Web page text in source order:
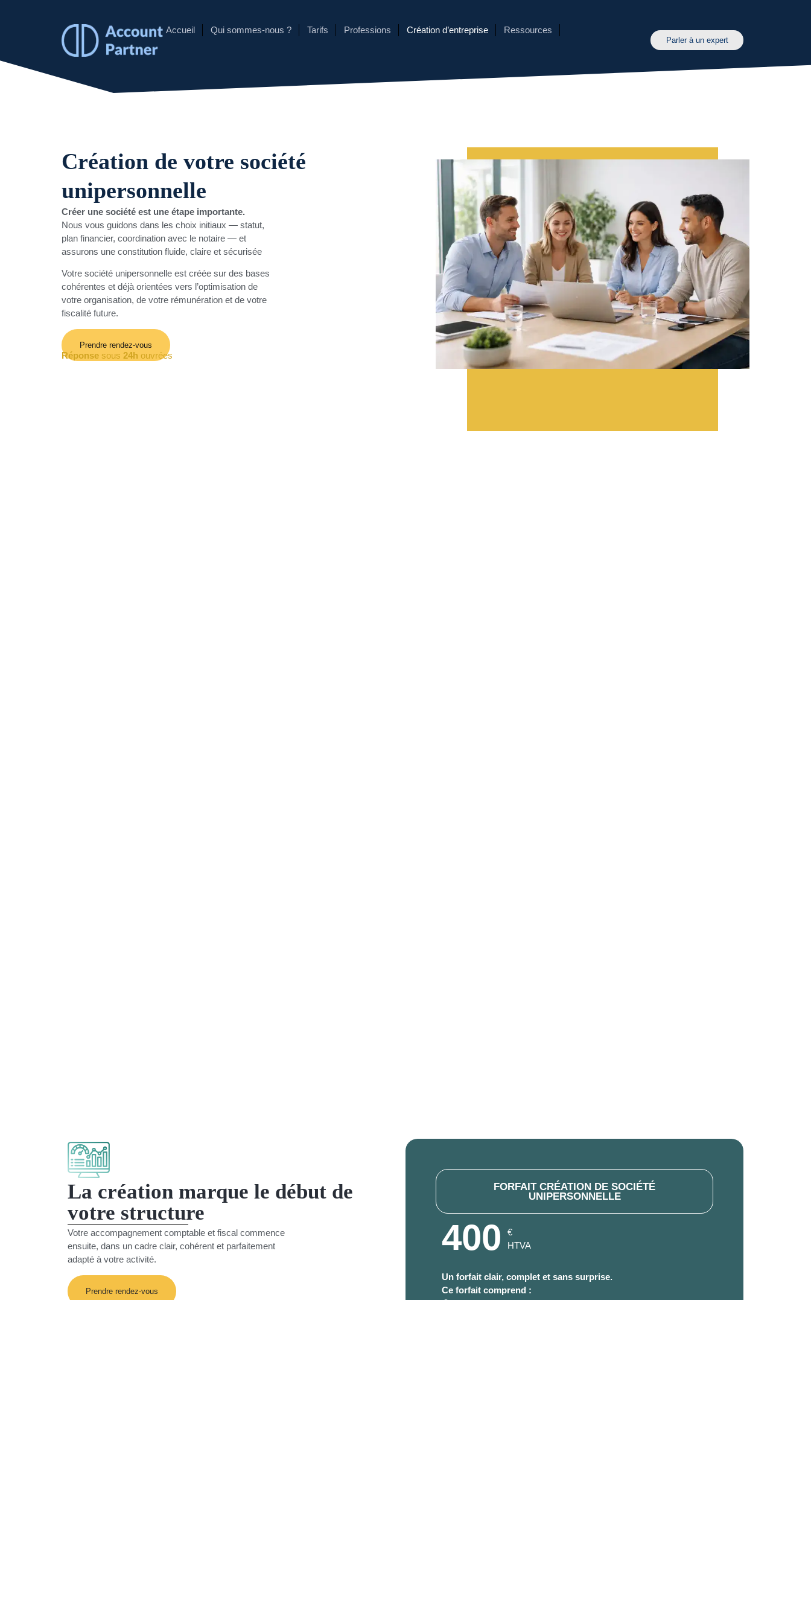
Accueil Qui sommes-nous ? Tarifs Professions Création d’entreprise Ressources
Parler à un expert
Création de votre société
unipersonnelle
Créer une société est une étape importante.
Nous vous guidons dans les choix initiaux — statut,
plan financier, coordination avec le notaire — et
assurons une constitution fluide, claire et sécurisée
Votre société unipersonnelle est créée sur des bases
cohérentes et déjà orientées vers l’optimisation de
votre organisation, de votre rémunération et de votre
fiscalité future.
Prendre rendez-vous
Réponse sous 24h ouvrées
85+ avis Google
La création marque le début de
votre structure
Votre accompagnement comptable et fiscal commence
ensuite, dans un cadre clair, cohérent et parfaitement
adapté à votre activité.
Prendre rendez-vous
FORFAIT CRÉATION DE SOCIÉTÉ
UNIPERSONNELLE
400
€
HTVA
Un forfait clair, complet et sans surprise.
Ce forfait comprend :